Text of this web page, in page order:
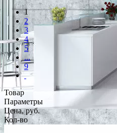
1
2
3
4
5
...
9
Товар
Параметры
Цена, руб.
Кол-во